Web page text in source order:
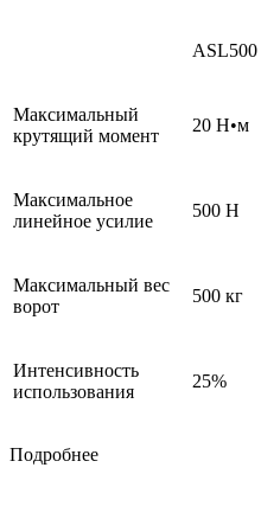
ASL500
Максимальный
крутящий момент
20 Н•м
Максимальное
линейное усилие
500 Н
Максимальный вес
ворот
500 кг
Интенсивность
использования
25%
Подробнее